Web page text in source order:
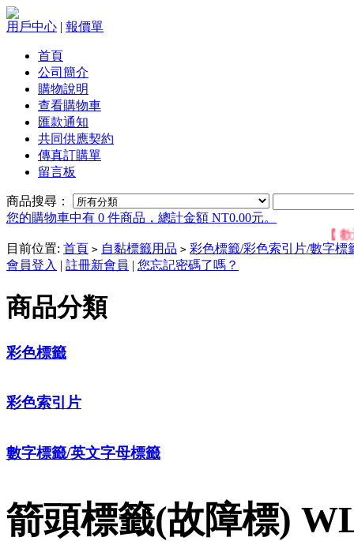
用戶中心 | 報價單
首頁
公司簡介
購物說明
查看購物車
匯款通知
共同供應契約
傳真訂購單
留言板
商品搜尋：
您的購物車中有 0 件商品，總計金額 NT0.00元。
【 歡迎
目前位置: 首頁 > 自黏標籤用品 > 彩色標籤/彩色索引片/數字標
會員登入 | 註冊新會員 | 您忘記密碼了嗎？
商品分類
彩色標籤
彩色索引片
數字標籤/英文字母標籤
箭頭標籤(故障標)